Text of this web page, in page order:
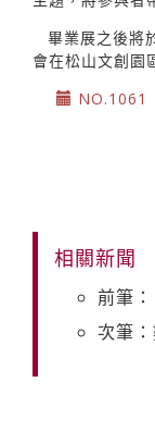
畢業展之後將
會在松山文創園
NO.1061
相關新聞
前筆
次筆